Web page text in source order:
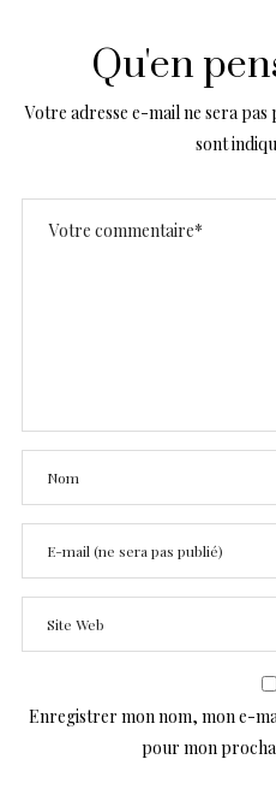
Qu'en
Votre adresse e-mail ne sera pas
sont
Enregistrer mon nom, mon e-
pour mon